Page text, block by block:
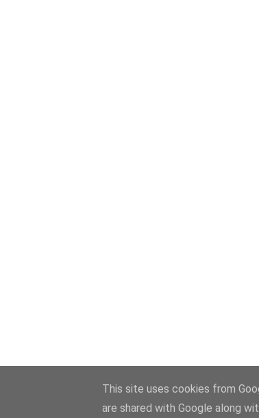
This site uses cookies from
are shared with Google along